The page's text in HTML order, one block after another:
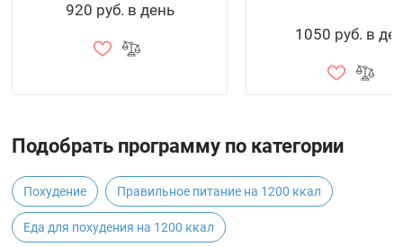
920 руб. в день
1050 руб. в
Подобрать программу по категории
Похудение Правильное питание на 1200 ккал
Еда для похудения на 1200 ккал